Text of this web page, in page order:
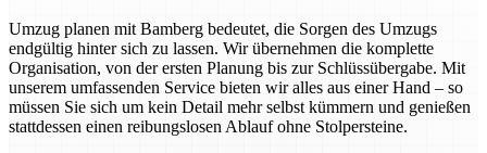
Umzug planen mit Bamberg bedeutet, die Sorgen des Umzugs
endgültig hinter sich zu lassen. Wir übernehmen die komplette
Organisation, von der ersten Planung bis zur Schlüssübergabe. Mit
unserem umfassenden Service bieten wir alles aus einer Hand – so
müssen Sie sich um kein Detail mehr selbst kümmern und genießen
stattdessen einen reibungslosen Ablauf ohne Stolpersteine.